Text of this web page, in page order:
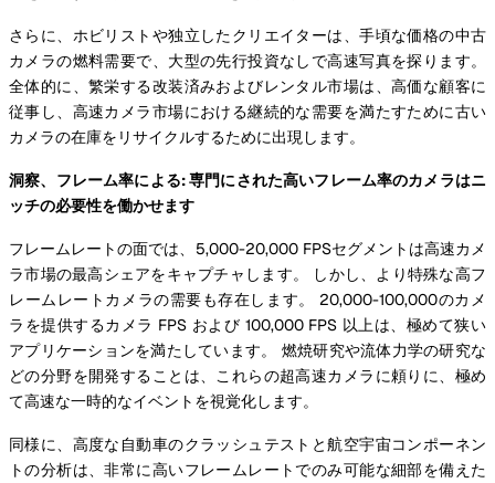
さらに、ホビリストや独立したクリエイターは、手頃な価格の中古
カメラの燃料需要で、大型の先行投資なしで高速写真を探ります。
全体的に、繁栄する改装済みおよびレンタル市場は、高価な顧客に
従事し、高速カメラ市場における継続的な需要を満たすために古い
カメラの在庫をリサイクルするために出現します。
洞察、フレーム率による: 専門にされた高いフレーム率のカメラはニ
ッチの必要性を働かせます
フレームレートの面では、5,000-20,000 FPSセグメントは高速カメ
ラ市場の最高シェアをキャプチャします。 しかし、より特殊な高フ
レームレートカメラの需要も存在します。 20,000-100,000のカメ
ラを提供するカメラ FPS および 100,000 FPS 以上は、極めて狭い
アプリケーションを満たしています。 燃焼研究や流体力学の研究な
どの分野を開発することは、これらの超高速カメラに頼りに、極め
て高速な一時的なイベントを視覚化します。
同様に、高度な自動車のクラッシュテストと航空宇宙コンポーネン
トの分析は、非常に高いフレームレートでのみ可能な細部を備えた